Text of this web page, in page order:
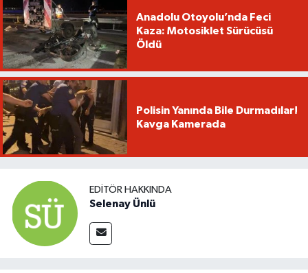
Anadolu Otoyolu’nda Feci
Kaza: Motosiklet Sürücüsü
Öldü
Polisin Yanında Bile Durmadılar!
Kavga Kamerada
EDITÖR HAKKINDA
Selenay Ünlü